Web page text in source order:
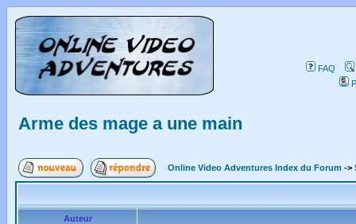
FAQ
Arme des mage a une main
Online Video Adventures Index du Forum ->
Auteur